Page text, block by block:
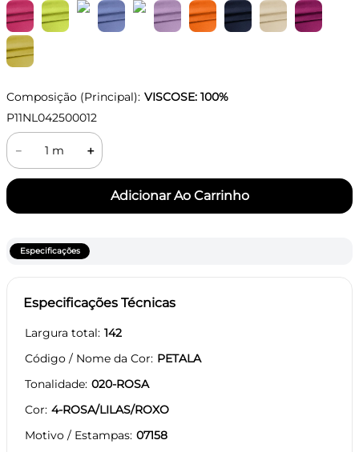
Composição (Principal): VISCOSE: 100%
P11NL042500012
＋
－
Especificações
Especificações Técnicas
Largura total 142
Código / Nome da Cor PETALA
Tonalidade 020-ROSA
Cor 4-ROSA/LILAS/ROXO
Motivo / Estampas 07158